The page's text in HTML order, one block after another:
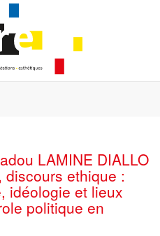
LAMINE DIALLO
ethique :
idéologie et lieux
politique en